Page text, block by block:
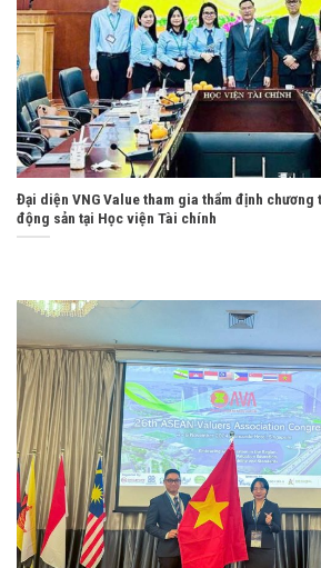
Đại diện VNG Value tham gia thẩm định chương
động sản tại Học viện Tài chính